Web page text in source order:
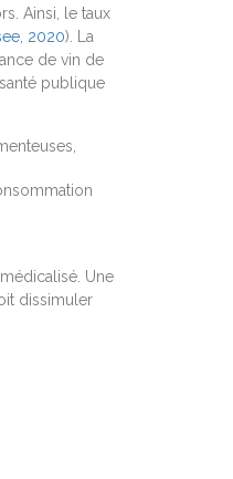
Ainsi, le taux
2020). La
de vin de
publique
Une
dissimuler